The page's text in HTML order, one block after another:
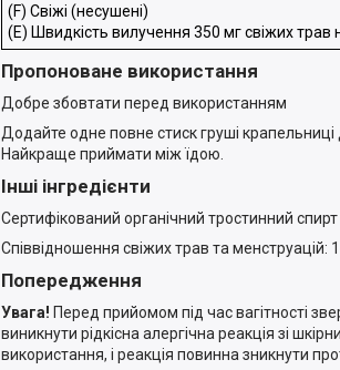
(F) Свіжі (несушені)
(E) Швидкість вилучення 350 мг свіжих трав
Пропоноване використання
Добре збовтати перед використанням
Додайте одне повне стиск груші
Найкраще приймати між їдою.
Інші інгредієнти
Сертифікований органічний тростинний
Співвідношення свіжих трав та менструацій:
Попередження
Увага! Перед прийомом під час вагітності
виникнути рідкісна алергічна реакція зі
використання, і реакція повинна зникнути